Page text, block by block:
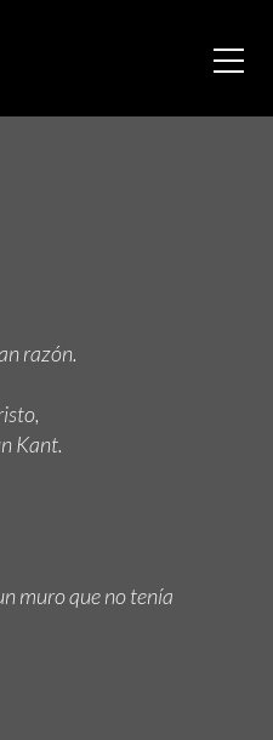
razón.
Kant.
muro que no tenía